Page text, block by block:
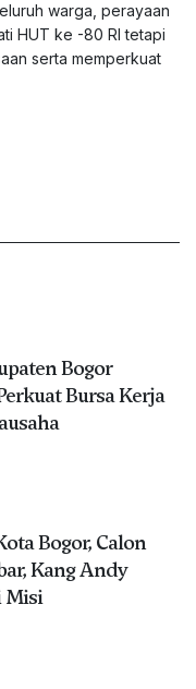
warga, perayaan
HUT ke -80 RI tetapi
serta memperkuat
Bogor
Bursa Kerja
Bogor, Calon
Kang Andy
Misi